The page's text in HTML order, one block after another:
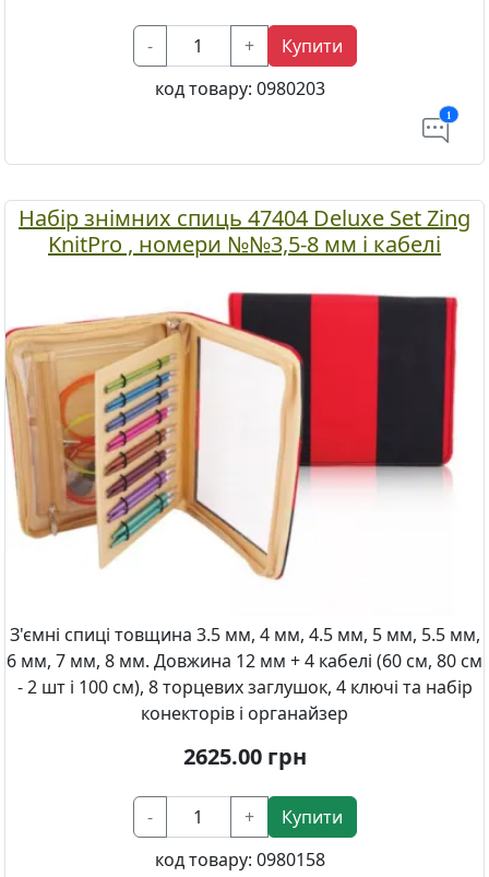
- +
Купити
код товару: 0980203
1
Набір знімних спиць 47404 Deluxe Set Zing
KnitPro , номери №№3,5-8 мм і кабелі
З'ємні спиці товщина 3.5 мм, 4 мм, 4.5 мм, 5 мм, 5.5 мм,
6 мм, 7 мм, 8 мм. Довжина 12 мм + 4 кабелі (60 см, 80 см
- 2 шт і 100 см), 8 торцевих заглушок, 4 ключі та набір
конекторів і органайзер
2625.00грн
- +
Купити
код товару: 0980158